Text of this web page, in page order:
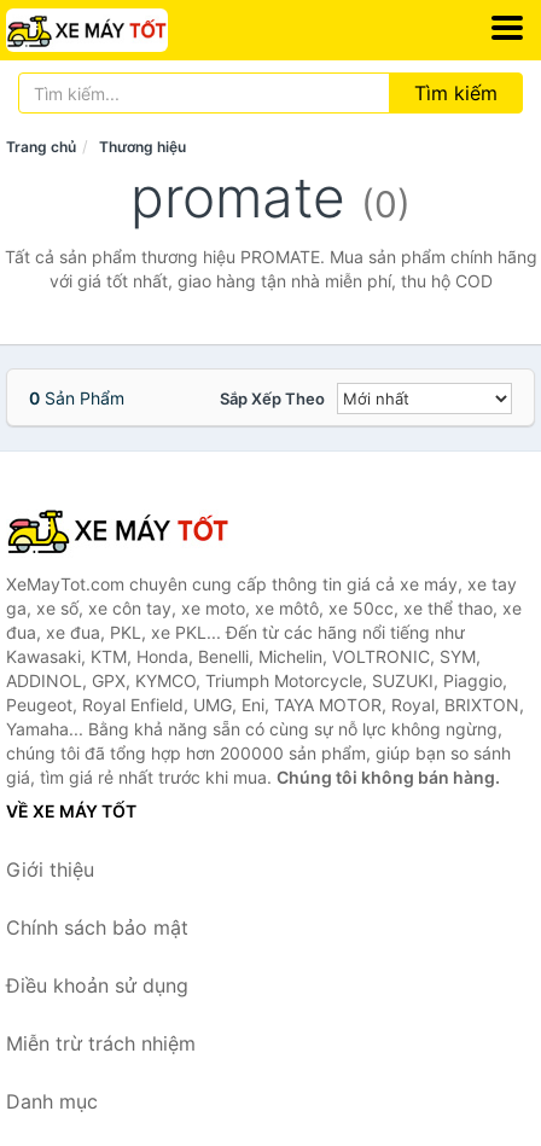
Tìm kiếm
Trang chủ Thương hiệu
promate (0)
Tất cả sản phẩm thương hiệu PROMATE. Mua sản phẩm chính hãng
với giá tốt nhất, giao hàng tận nhà miễn phí, thu hộ COD
0 Sản Phẩm Sắp Xếp Theo
XeMayTot.com chuyên cung cấp thông tin giá cả xe máy, xe tay
ga, xe số, xe côn tay, xe moto, xe môtô, xe 50cc, xe thể thao, xe
đua, xe đua, PKL, xe PKL... Đến từ các hãng nổi tiếng như
Kawasaki, KTM, Honda, Benelli, Michelin, VOLTRONIC, SYM,
ADDINOL, GPX, KYMCO, Triumph Motorcycle, SUZUKI, Piaggio,
Peugeot, Royal Enfield, UMG, Eni, TAYA MOTOR, Royal, BRIXTON,
Yamaha... Bằng khả năng sẵn có cùng sự nỗ lực không ngừng,
chúng tôi đã tổng hợp hơn 200000 sản phẩm, giúp bạn so sánh
giá, tìm giá rẻ nhất trước khi mua. Chúng tôi không bán hàng.
VỀ XE MÁY TỐT
Giới thiệu
Chính sách bảo mật
Điều khoản sử dụng
Miễn trừ trách nhiệm
Danh mục